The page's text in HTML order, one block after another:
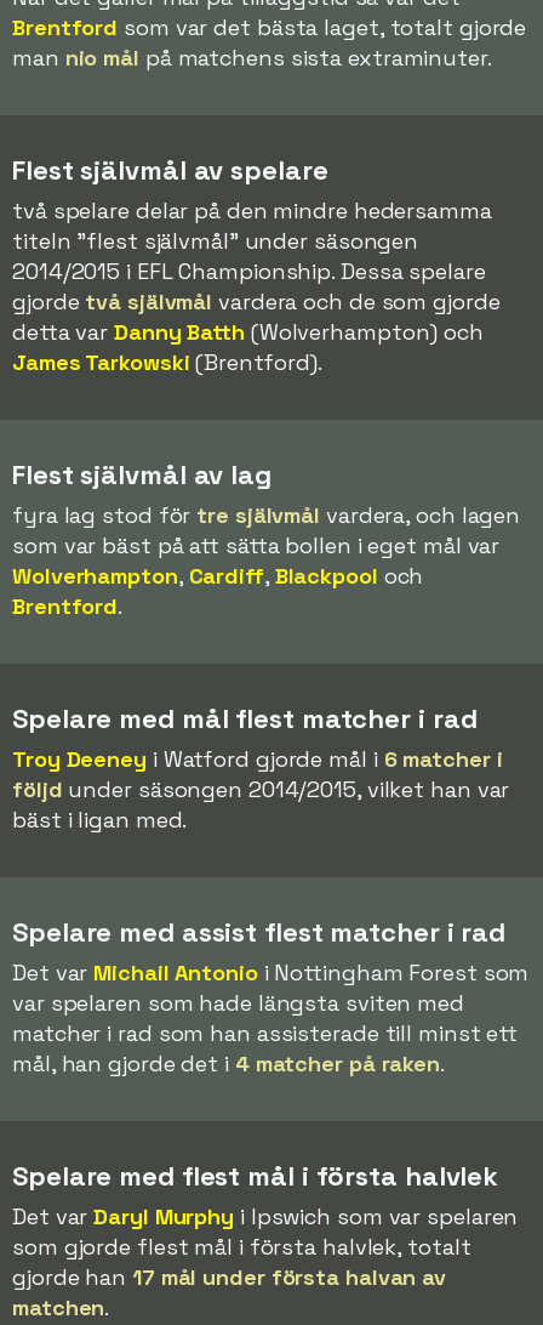
Brentford som var det bästa laget, totalt gjorde
man nio mål på matchens sista extraminuter.
Flest självmål av spelare
två spelare delar på den mindre hedersamma
titeln "flest självmål" under säsongen
2014/2015 i EFL Championship. Dessa spelare
gjorde två självmål vardera och de som gjorde
detta varDanny Batth (Wolverhampton) och
James Tarkowski (Brentford).
Flest självmål av lag
fyra lag stod för tre självmål vardera, och lagen
som var bäst på att sätta bollen i eget mål var
Wolverhampton, Cardiff, Blackpool och
Brentford.
Spelare med mål flest matcher i rad
Troy Deeney i Watford gjorde mål i 6 matcher i
följd under säsongen 2014/2015, vilket han var
bäst i ligan med.
Spelare med assist flest matcher i rad
Det var Michail Antonioi Nottingham Forest som
var spelaren som hade längsta sviten med
matcher i rad som han assisterade till minst ett
mål, han gjorde det i 4 matcher på raken.
Spelare med flest mål i första halvlek
Det varDaryl Murphy i Ipswich som var spelaren
som gjorde flest mål i första halvlek, totalt
gjorde han 17 mål under första halvan av
matchen.